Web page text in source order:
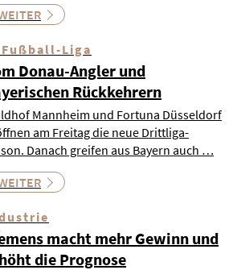
Liga
Donau-Angler und
Rückkehrern
Mannheim und Fortuna Düsseldorf
am Freitag die neue Drittliga-
Danach greifen aus Bayern auch …
macht mehr Gewinn und
die Prognose